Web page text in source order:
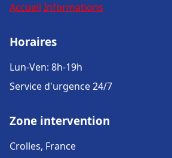
Accueil Informations
Horaires
Lun-Ven: 8h-19h
Service d'urgence 24/7
Zone intervention
Crolles, France